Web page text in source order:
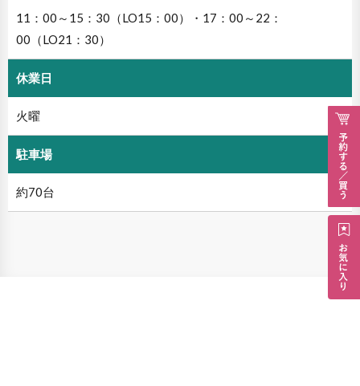
11：00～15：30（LO15：00）・17：00～22：
00（LO21：30）
休業日
火曜
駐車場
約70台